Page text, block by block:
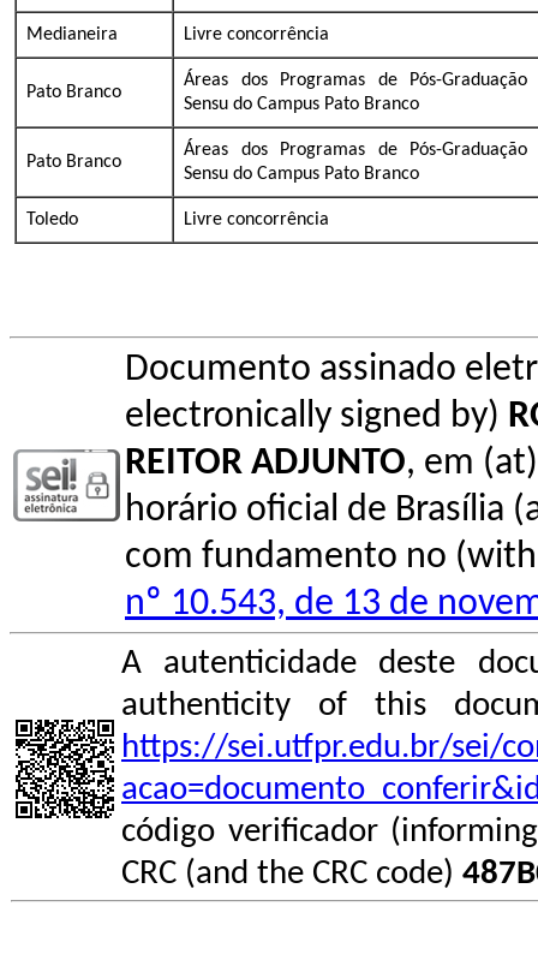
Medianeira Livre concorrência
Pato Branco
Áreas dos Programas de Pós-Graduação
Sensu do Campus Pato Branco
Pato Branco
Áreas dos Programas de Pós-Graduação
Sensu do Campus Pato Branco
Toledo Livre concorrência
Documento assinado
electronically signed by)
REITOR ADJUNTO, em
horário oficial de Brasília
com fundamento no
nº 10.543, de 13 de
A autenticidade deste
authenticity of this
https://sei.utfpr.edu.br/sei/
código verificador
CRC (and the CRC code)